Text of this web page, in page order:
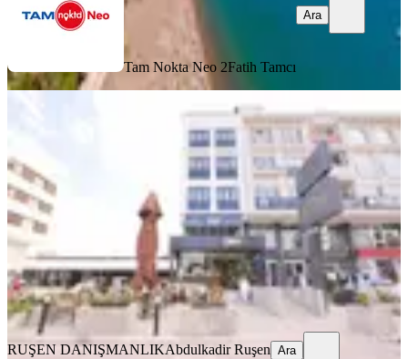
Tam Nokta Neo 2Fatih Tamcı
Ara
Konyaaltı Liman'da Hazır İşletmeli 16
Odalı Şehir Oteli
Konyaaltı, Liman Mahallesi
06.06.2026
160.000.000 ₺
RUŞEN DANIŞMANLIKAbdulkadir Ruşen
Ara
RUŞEN DANIŞMANLIKAbdulkadir Ruşen Ara